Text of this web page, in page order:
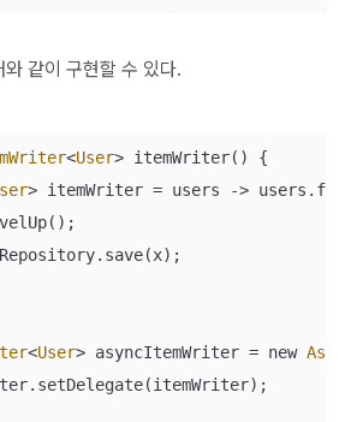
같이 구현할 수 있다.
<User> itemWriter() {
> itemWriter = users ->
<User> asyncItemWriter = new